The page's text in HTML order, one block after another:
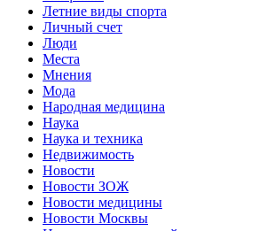
Летние виды спорта
Личный счет
Люди
Места
Мнения
Мода
Народная медицина
Наука
Наука и техника
Недвижимость
Новости
Новости ЗОЖ
Новости медицины
Новости Москвы